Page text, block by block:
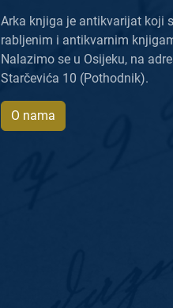
Arka knjiga je antikvarijat koji
rabljenim i antikvarnim
Nalazimo se u Osijeku, na
Starčevića 10 (Pothodnik).
O nama